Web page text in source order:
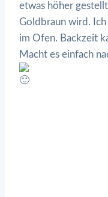
etwas höher
Goldbraun wird.
im Ofen. Backzeit
Macht es einfach